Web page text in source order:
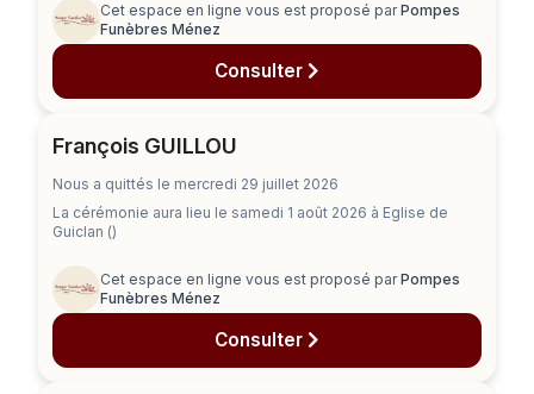
Cet espace en ligne vous est proposé parPompes
Funèbres Ménez
Consulter
François GUILLOU
Nous a quittés le mercredi 29 juillet 2026
La cérémonie aura lieu le samedi 1 août 2026 à Eglise de
Guiclan ()
Cet espace en ligne vous est proposé parPompes
Funèbres Ménez
Consulter